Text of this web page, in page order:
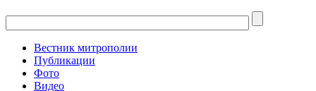
Вестник митрополии
Публикации
Фото
Видео